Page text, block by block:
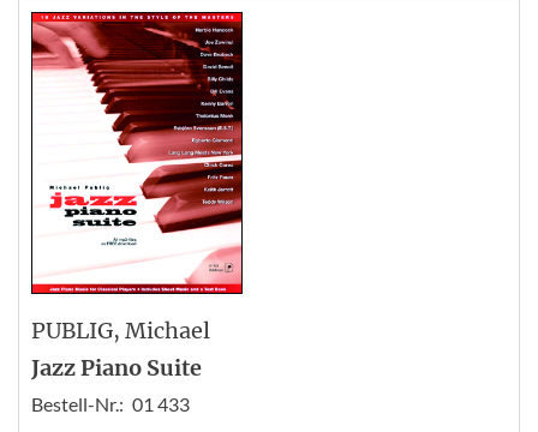
PUBLIG, Michael
Jazz Piano Suite
Bestell-Nr.: 01 433